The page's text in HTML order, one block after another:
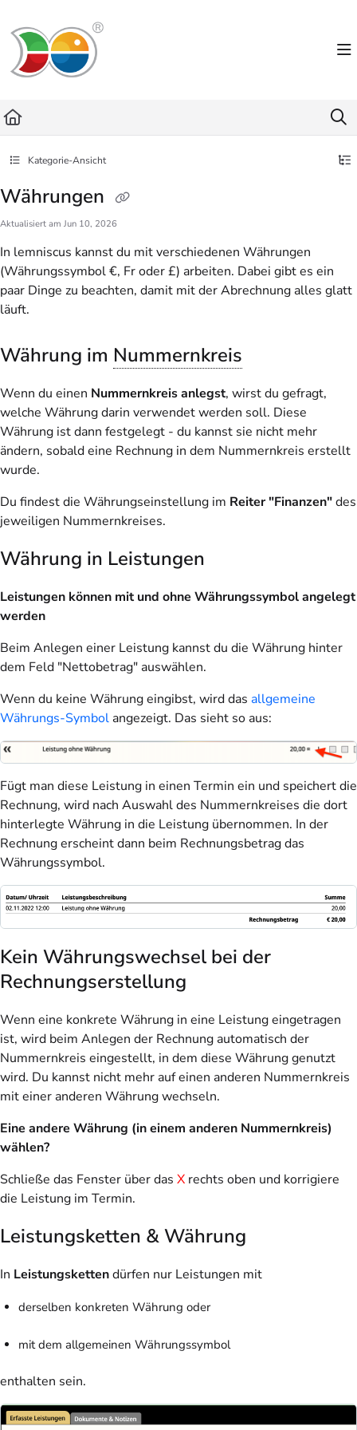
Fetch the complete documentation index at:
Use this file to discover all available pages before exploring further.
Kategorie-Ansicht
Währungen
Aktualisiert am Jun 10, 2026
In lemniscus kannst du mit verschiedenen Währungen
(Währungssymbol €, Fr oder £) arbeiten. Dabei gibt es ein
paar Dinge zu beachten, damit mit der Abrechnung alles glatt
läuft.
Währung im Nummernkreis
Wenn du einen Nummernkreis anlegst, wirst du gefragt,
welche Währung darin verwendet werden soll. Diese
Währung ist dann festgelegt - du kannst sie nicht mehr
ändern, sobald eine Rechnung in dem Nummernkreis erstellt
wurde.
Du findest die Währungseinstellung im Reiter "Finanzen"des
jeweiligen Nummernkreises.
Währung in Leistungen
Leistungen können mit und ohne Währungssymbol angelegt
werden
Beim Anlegen einer Leistung kannst du die Währung hinter
dem Feld "Nettobetrag" auswählen.
Wenn du keine Währung eingibst, wird das allgemeine
Währungs-Symbol angezeigt. Das sieht so aus:
Fügt man diese Leistung in einen Termin ein und speichert die
Rechnung, wird nach Auswahl des Nummernkreises die dort
hinterlegte Währung in die Leistung übernommen. In der
Rechnung erscheint dann beim Rechnungsbetrag das
Währungssymbol.
Kein Währungswechsel bei der
Rechnungserstellung
Wenn eine konkrete Währung in eine Leistung eingetragen
ist, wird beim Anlegen der Rechnung automatisch der
Nummernkreis eingestellt, in dem diese Währung genutzt
wird. Du kannst nicht mehr auf einen anderen Nummernkreis
mit einer anderen Währung wechseln.
Eine andere Währung (in einem anderen Nummernkreis)
wählen?
Schließe das Fenster über das X rechts oben und korrigiere
die Leistung im Termin.
Leistungsketten & Währung
In Leistungskettendürfen nur Leistungen mit
derselben konkreten Währung oder
mit dem allgemeinen Währungssymbol
enthalten sein.